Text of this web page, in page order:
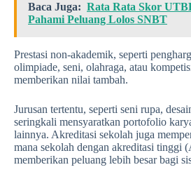
Baca Juga: Rata Rata Skor
Pahami Peluang Lolos SNBT
Prestasi non-akademik, seperti
olimpiade, seni, olahraga, atau
memberikan nilai tambah.
Jurusan tertentu, seperti seni rupa,
seringkali mensyaratkan portofolio
lainnya. Akreditasi sekolah juga
mana sekolah dengan akreditasi tinggi
memberikan peluang lebih besar bagi